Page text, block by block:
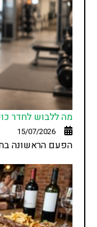
מה ללבוש לחדר
15/07/2026
הפעם הראשונה